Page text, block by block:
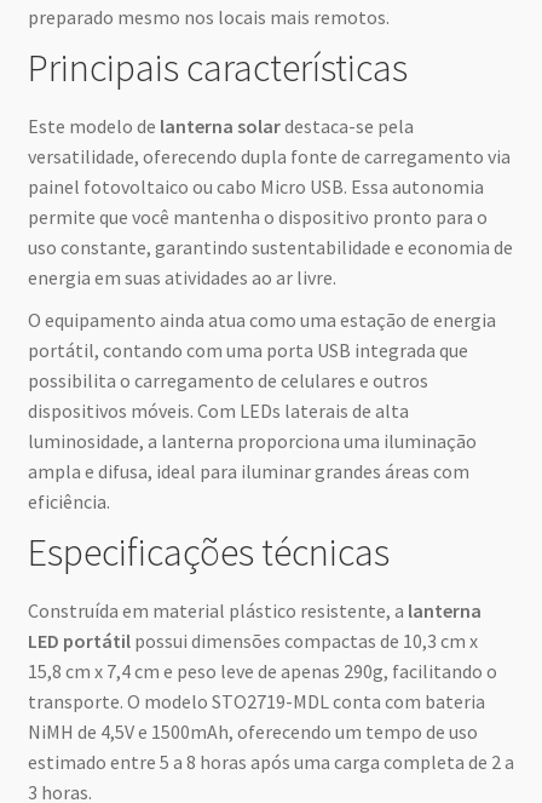
preparado mesmo nos locais mais remotos.
Principais características
Este modelo de lanterna solardestaca-se pela
versatilidade, oferecendo dupla fonte de carregamento via
painel fotovoltaico ou cabo Micro USB. Essa autonomia
permite que você mantenha o dispositivo pronto para o
uso constante, garantindo sustentabilidade e economia de
energia em suas atividades ao ar livre.
O equipamento ainda atua como uma estação de energia
portátil, contando com uma porta USB integrada que
possibilita o carregamento de celulares e outros
dispositivos móveis. Com LEDs laterais de alta
luminosidade, a lanterna proporciona uma iluminação
ampla e difusa, ideal para iluminar grandes áreas com
eficiência.
Especificações técnicas
Construída em material plástico resistente, a lanterna
LED portátilpossui dimensões compactas de 10,3 cm x
15,8 cm x 7,4 cm e peso leve de apenas 290g, facilitando o
transporte. O modelo STO2719-MDL conta com bateria
NiMH de 4,5V e 1500mAh, oferecendo um tempo de uso
estimado entre 5 a 8 horas após uma carga completa de 2 a
3 horas.